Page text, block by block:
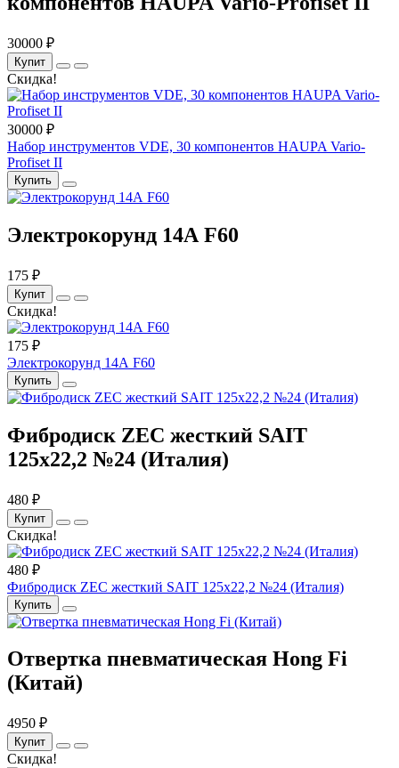
30000 ₽
Купит
Скидка!
30000 ₽
Набор инструментов VDE, 30 компонентов HAUPA Vario-
Profiset II
Купить
Электрокорунд 14А F60
175 ₽
Купит
Скидка!
175 ₽
Электрокорунд 14А F60
Купить
Фибродиск ZEC жесткий SAIT
125х22,2 №24 (Италия)
480 ₽
Купит
Скидка!
480 ₽
Фибродиск ZEC жесткий SAIT 125х22,2 №24 (Италия)
Купить
Отвертка пневматическая Hong Fi
(Китай)
4950 ₽
Купит
Скидка!